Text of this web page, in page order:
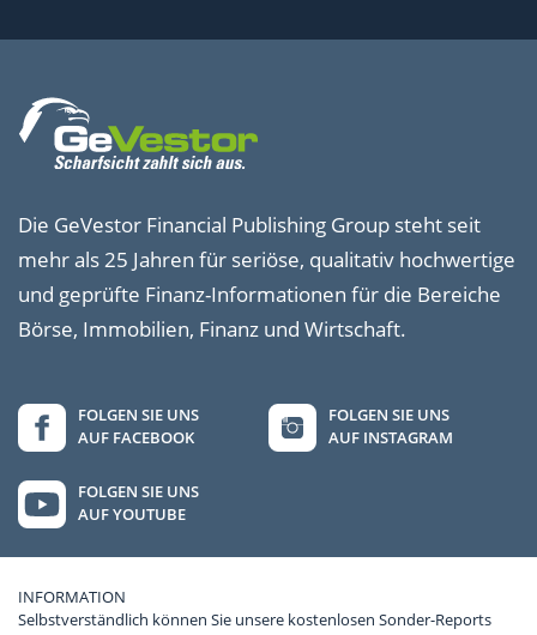
Die GeVestor Financial Publishing Group steht seit
mehr als 25 Jahren für seriöse, qualitativ hochwertige
und geprüfte Finanz-Informationen für die Bereiche
Börse, Immobilien, Finanz und Wirtschaft.
FOLGEN SIE UNS
AUF FACEBOOK
FOLGEN SIE UNS
AUF INSTAGRAM
FOLGEN SIE UNS
AUF YOUTUBE
INFORMATION
Selbstverständlich können Sie unsere kostenlosen Sonder-Reports